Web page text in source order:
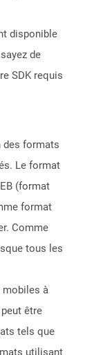
disponible
de
SDK requis
des formats
Le format
(format
format
Comme
tous les
mobiles à
être
tels que
utilisant